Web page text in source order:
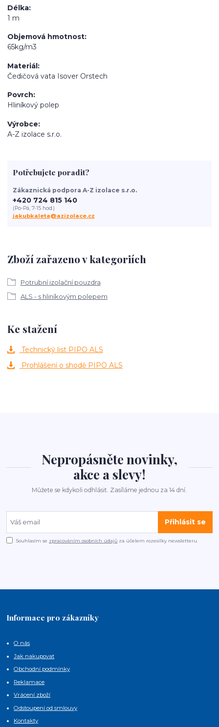
Délka
1 m
Objemová hmotnost
65kg/m3
Materiál
Čedičová vata Isover Orstech
Povrch
Hliníkový polep
Výrobce
A-Z izolace s.r.o.
Zboží zařazeno v kategoriích
Potrubní izolační pouzdra
ALS - s hliníkovým polepem
Potřebujete poradit?
Zákaznická podpora A-Z izolace s.r.o.
+420 724 815 140
(Po-Pá, 7-15 hod.)
jakubkaleta@azizolace.cz
Ke stažení
Technický list PIPO ALS
Prohlášení o shodě PIPO ALS
Nepropásněte novinky,
akce a slevy!
Můžete se kdykoli odhlásit. Zasíláme jednou za 14 dní.
Přihlásit se
Souhlasím se zpracováním osobních údajů za účelem rozesílky newsletteru.
Informace pro zákazníky
O nás
Jak nakupovat
Obchodní podmínky
Reklamace
Vrácení zboží
Odstoupení od smlouvy
Kontakty